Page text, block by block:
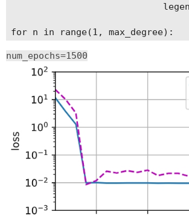
for n in range(1, max_degree):
num_epochs=1500